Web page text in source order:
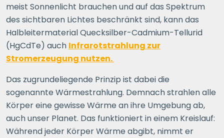
meist Sonnenlicht brauchen und auf das Spektrum
des sichtbaren Lichtes beschränkt sind, kann das
Halbleitermaterial Quecksilber-Cadmium-Tellurid
(HgCdTe) auch Infrarotstrahlung zur
Stromerzeugung nutzen.
Das zugrundeliegende Prinzip ist dabei die
sogenannte Wärmestrahlung. Demnach strahlen alle
Körper eine gewisse Wärme an ihre Umgebung ab,
auch unser Planet. Das funktioniert in einem Kreislauf:
Während jeder Körper Wärme abgibt, nimmt er